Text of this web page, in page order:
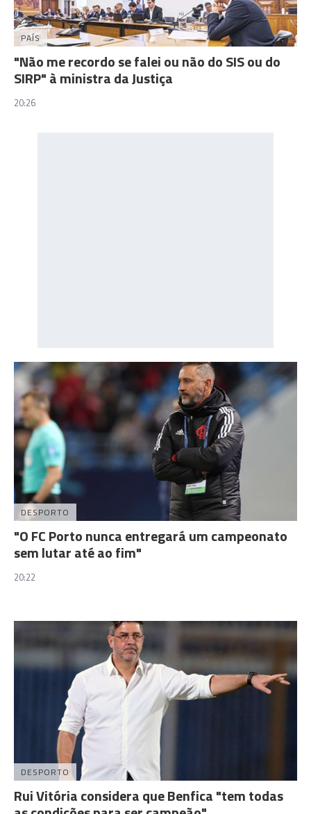
PAÍS
"Não me recordo se falei ou não do SIS ou do
SIRP" à ministra da Justiça
20:26
DESPORTO
"O FC Porto nunca entregará um campeonato
sem lutar até ao fim"
20:22
DESPORTO
Rui Vitória considera que Benfica "tem todas